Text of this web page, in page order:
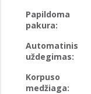
Papildoma
pakura:
Automatinis
uždegimas:
Korpuso
medžiaga: